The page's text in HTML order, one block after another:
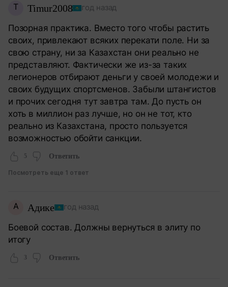
T Timur2008 год назад
Позорная практика. Вместо того чтобы растить
своих, привлекают всяких перекати поле. Ни за
свою страну, ни за Казахстан они реально не
представляют. Фактически же из-за таких
легионеров отбирают деньги у своей молодежи и
своих будущих спортсменов. Забыли штангистов
и прочих сегодня тут завтра там. До пусть он
хоть в миллион раз лучше, но он не тот, кто
реально из Казахстана, просто пользуется
возможностью обойти санкции.
5 Ответить
Посмотреть еще 1 ответ
А Адике год назад
Боевой состав. Должны вернуться в элиту по
итогу
3 Ответить